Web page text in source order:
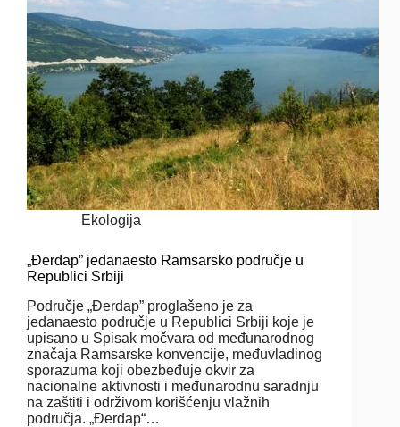
Ekologija
„Đerdap” jedanaesto Ramsarsko područje u
Republici Srbiji
Područje „Đerdap” proglašeno je za
jedanaesto područje u Republici Srbiji koje je
upisano u Spisak močvara od međunarodnog
značaja Ramsarske konvencije, međuvladinog
sporazuma koji obezbeđuje okvir za
nacionalne aktivnosti i međunarodnu saradnju
na zaštiti i održivom korišćenju vlažnih
područja. „Đerdap“…